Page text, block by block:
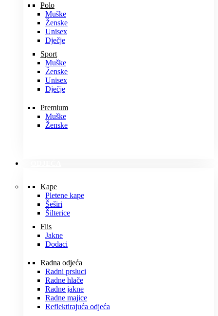
Polo
Muške
Ženske
Unisex
Dječje
Sport
Muške
Ženske
Unisex
Dječje
Premium
Muške
Ženske
Kape
Pletene kape
Šeširi
Šilterice
Flis
Jakne
Dodaci
Radna odjeća
Radni prsluci
Radne hlače
Radne jakne
Radne majice
Reflektirajuća odjeća